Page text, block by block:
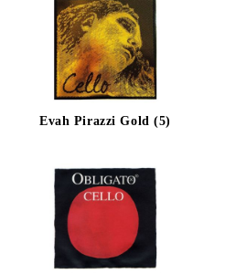
Evah Pirazzi Gold (5)